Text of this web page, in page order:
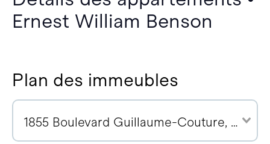
Ernest William Benson
Plan des immeubles